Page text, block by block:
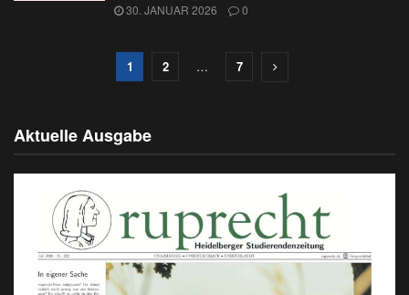
30. JANUAR 2026
0
1 2 … 7
Aktuelle Ausgabe